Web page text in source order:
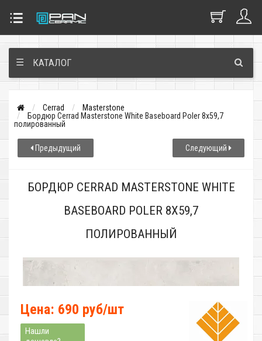
☰ КАТАЛОГ
Cerrad
Masterstone
Бордюр Cerrad Masterstone White Baseboard Poler 8x59,7
полированный
Предыдущий Следующий
БОРДЮР CERRAD MASTERSTONE WHITE
BASEBOARD POLER 8X59,7
ПОЛИРОВАННЫЙ
Цена: 690 руб/шт
Нашли